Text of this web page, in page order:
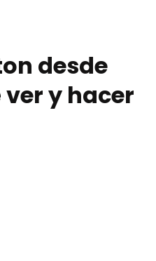
desde
ver y hacer